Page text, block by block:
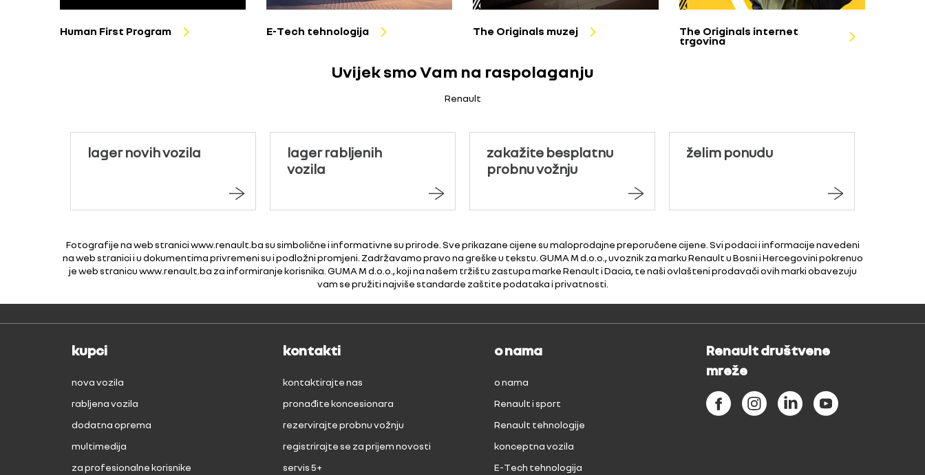
Human First Program E-Tech tehnologija The Originals muzej The Originals internet
trgovina
Uvijek smo Vam na raspolaganju
Renault
lager novih vozila
lager rabljenih
vozila
zakažite besplatnu
probnu vožnju
želim ponudu
Fotografije na web stranici www.renault.ba su simbolične i informativne su prirode. Sve prikazane cijene su maloprodajne preporučene cijene. Svi podaci i informacije navedeni
na web stranici i u dokumentima privremeni su i podložni promjeni. Zadržavamo pravo na greške u tekstu. GUMA M d.o.o., uvoznik za marku Renault u Bosni i Hercegovini pokrenuo
je web stranicu www.renault.ba za informiranje korisnika. GUMA M d.o.o., koji na našem tržištu zastupa marke Renault i Dacia, te naši ovlašteni prodavači ovih marki obavezuju
vam se pružiti najviše standarde zaštite podataka i privatnosti.